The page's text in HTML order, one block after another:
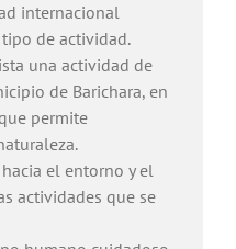
internacional
de actividad.
una actividad de
de Barichara, en
permite
el entorno y el
actividades que se